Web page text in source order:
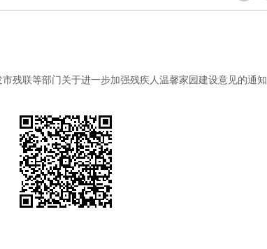
残联等部门关于进一步加强残疾人温馨家园建设意见的通知